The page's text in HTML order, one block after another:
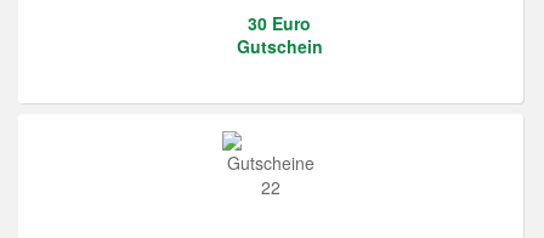
30 Euro
Gutschein